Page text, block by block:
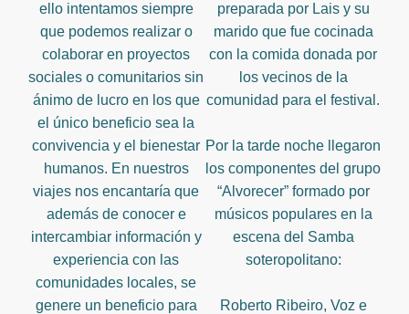
ello intentamos siempre
que podemos realizar o
colaborar en proyectos
sociales o comunitarios sin
ánimo de lucro en los que
el único beneficio sea la
convivencia y el bienestar
humanos. En nuestros
viajes nos encantaría que
además de conocer e
intercambiar información y
experiencia con las
comunidades locales, se
genere un beneficio para
preparada por Lais y su
marido que fue cocinada
con la comida donada por
los vecinos de la
comunidad para el festival.
Por la tarde noche llegaron
los componentes del grupo
“Alvorecer” formado por
músicos populares en la
escena del Samba
soteropolitano:
Roberto Ribeiro, Voz e